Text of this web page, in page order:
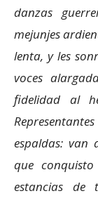
danzas
mejunjes
lenta, y les
voces
fidelidad al
espaldas:
que
estancias